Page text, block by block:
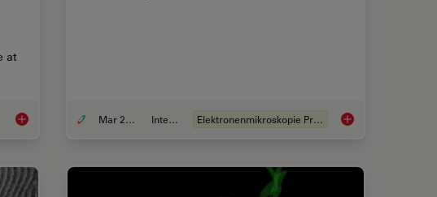
at
High-Pressure Freezing Protocols for Ultrastructural 3D EM
Mar 25, 2026 Interview Elektronenmikroskopie Probenvorbereitung Ultramicrotome UC